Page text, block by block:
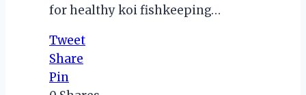
for healthy koi fishkeeping…
Tweet
Share
Pin